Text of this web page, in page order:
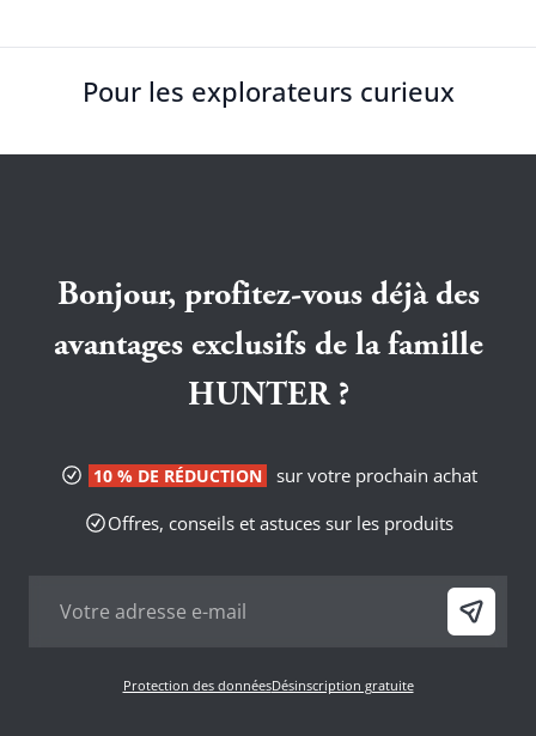
Pour les explorateurs curieux
Bonjour, profitez-vous déjà des
avantages exclusifs de la famille
HUNTER ?
10 % DE RÉDUCTION
sur votre prochain achat
Offres, conseils et astuces sur les produits
Protection des donnéesDésinscription gratuite